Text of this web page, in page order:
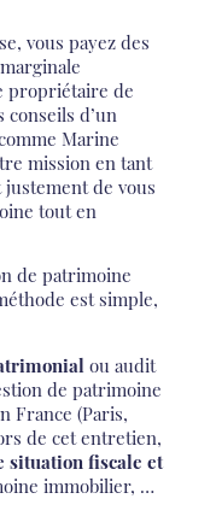
vous payez des
propriétaire de
d’un
Marine
mission en tant
de vous
tout en
de patrimoine
est simple,
ou audit
de patrimoine
France (Paris,
de cet entretien,
situation fiscale et
immobilier, …